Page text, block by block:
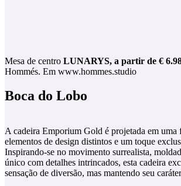
Mesa de centro LUNARYS, a partir de €
Hommés. Em www.hommes.studio
Boca do Lobo
A cadeira Emporium Gold é projetada em uma
elementos de design distintos e um toque
Inspirando-se no movimento surrealista,
único com detalhes intrincados, esta cadeira
sensação de diversão, mas mantendo seu